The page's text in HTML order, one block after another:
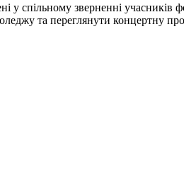
у спільному зверненні
та переглянути концертну